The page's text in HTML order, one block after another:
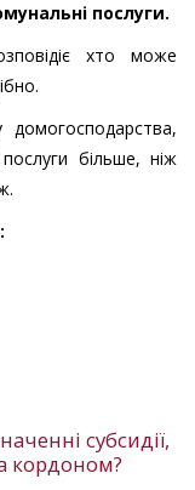
послуги.
хто може
домогосподарства,
більше, ніж
субсидії,
кордоном?